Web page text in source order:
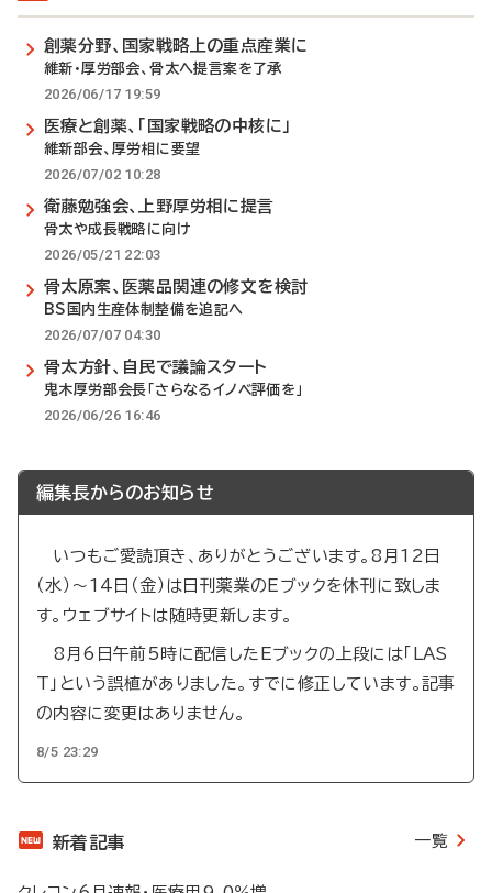
創薬分野、国家戦略上の重点産業に
維新・厚労部会、骨太へ提言案を了承
2026/06/17 19:59
医療と創薬、「国家戦略の中核に」
維新部会、厚労相に要望
2026/07/02 10:28
衛藤勉強会、上野厚労相に提言
骨太や成長戦略に向け
2026/05/21 22:03
骨太原案、医薬品関連の修文を検討
BS国内生産体制整備を追記へ
2026/07/07 04:30
骨太方針、自民で議論スタート
鬼木厚労部会長「さらなるイノベ評価を」
2026/06/26 16:46
編集長からのお知らせ
いつもご愛読頂き、ありがとうございます。8月12日
（水）～14日（金）は日刊薬業のEブックを休刊に致しま
す。ウェブサイトは随時更新します。
8月6日午前5時に配信したEブックの上段には「LAS
T」という誤植がありました。すでに修正しています。記事
の内容に変更はありません。
8/5 23:29
新着記事 一覧